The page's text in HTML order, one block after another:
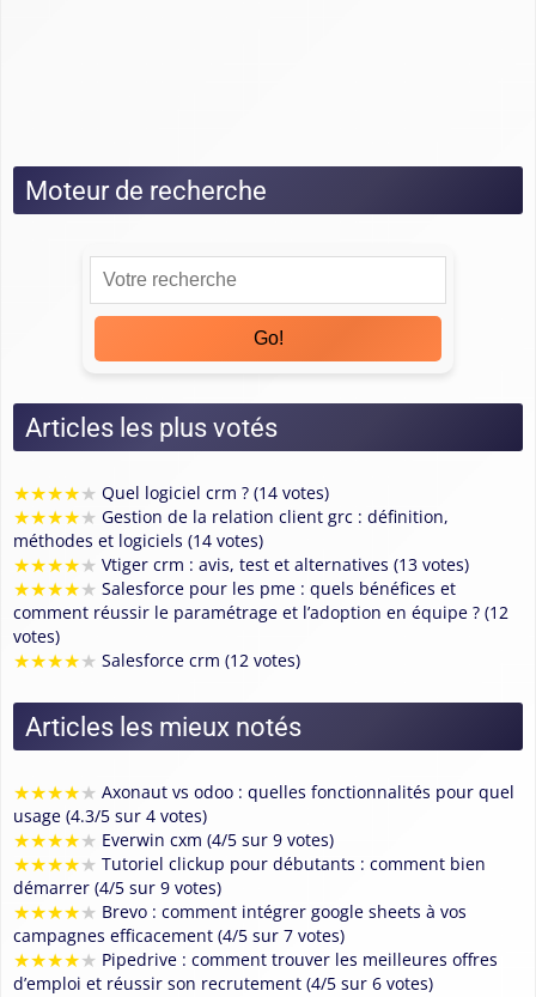
Moteur de recherche
Go!
Articles les plus votés
★★★★★ Quel logiciel crm ? (14 votes)
★★★★★ Gestion de la relation client grc : définition,
méthodes et logiciels (14 votes)
★★★★★ Vtiger crm : avis, test et alternatives (13 votes)
★★★★★ Salesforce pour les pme : quels bénéfices et
comment réussir le paramétrage et l’adoption en équipe ? (12
votes)
★★★★★ Salesforce crm (12 votes)
Articles les mieux notés
★★★★★ Axonaut vs odoo : quelles fonctionnalités pour quel
usage (4.3/5 sur 4 votes)
★★★★★ Everwin cxm (4/5 sur 9 votes)
★★★★★ Tutoriel clickup pour débutants : comment bien
démarrer (4/5 sur 9 votes)
★★★★★ Brevo : comment intégrer google sheets à vos
campagnes efficacement (4/5 sur 7 votes)
★★★★★ Pipedrive : comment trouver les meilleures offres
d’emploi et réussir son recrutement (4/5 sur 6 votes)